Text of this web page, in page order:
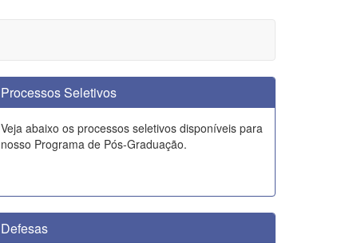
Processos Seletivos
Veja abaixo os processos seletivos disponíveis para
nosso Programa de Pós-Graduação.
Defesas